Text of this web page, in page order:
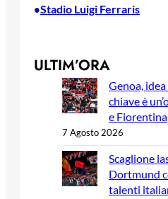
•Stadio Luigi Ferraris
ULTIM’ORA
Genoa,
chiave è
e Fiorentina
7 Agosto 2026
Scaglione
Dortmund
talenti